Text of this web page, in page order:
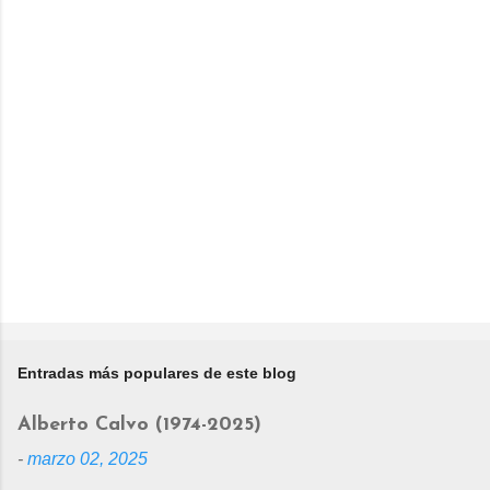
Entradas más populares de este blog
Alberto Calvo (1974-2025)
- marzo 02, 2025